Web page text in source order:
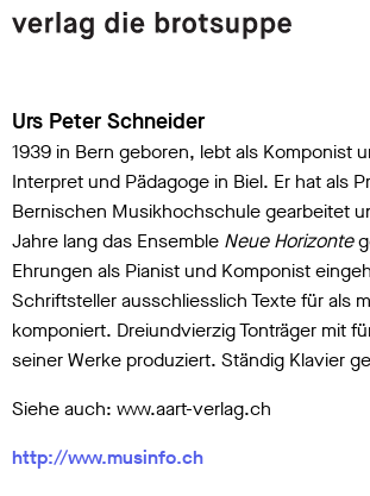
Urs Peter Schneider
1939 in Bern geboren, lebt als Komponist
Interpret und Pädagoge in Biel. Er hat als
Bernischen Musikhochschule gearbeitet
Jahre lang das Ensemble Neue Horizonte
Ehrungen als Pianist und Komponist
Schriftsteller ausschliesslich Texte für als
komponiert. Dreiundvierzig Tonträger mit
seiner Werke produziert. Ständig Klavier
Siehe auch: www.aart-verlag.ch
http://www.musinfo.ch